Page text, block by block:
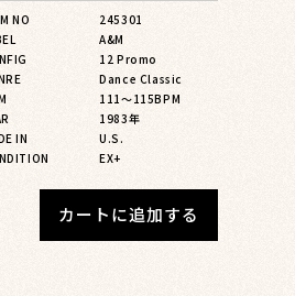
NO
245301
A&M
12 Promo
Dance Classic
111〜115BPM
1983年
IN
U.S.
EX+
カートに追加する